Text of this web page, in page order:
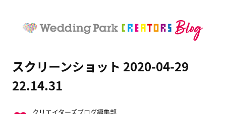
スクリーンショット 2020-04-29
22.14.31
クリエイターズブログ編集部